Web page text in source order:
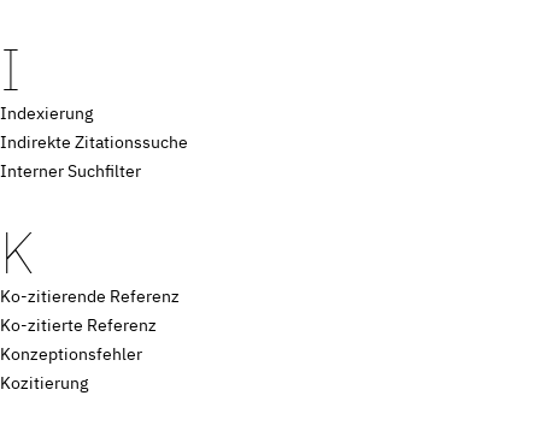
I
Indexierung
Indirekte Zitationssuche
Interner Suchfilter
K
Ko-zitierende Referenz
Ko-zitierte Referenz
Konzeptionsfehler
Kozitierung